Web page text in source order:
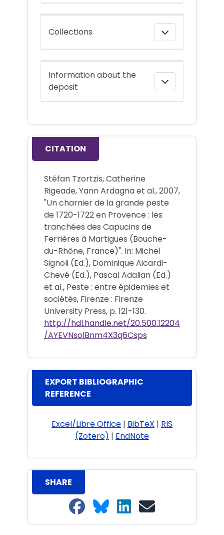
Collections
Information about the
deposit
CITATION
Stéfan Tzortzis, Catherine
Rigeade, Yann Ardagna et al., 2007,
"Un charnier de la grande peste
de 1720-1722 en Provence : les
tranchées des Capucins de
Ferrières à Martigues (Bouche-
du-Rhône, France)". In: Michel
Signoli (Ed.), Dominique Aicardi-
Chevé (Ed.), Pascal Adalian (Ed.)
et al., Peste : entre épidemies et
sociétés, Firenze : Firenze
University Press, p. 121-130.
http://hdl.handle.net/20.500.12204
/AYEVNsolBnm4X3q6Csps
EXPORT BIBLIOGRAPHIC
REFERENCE
Excel/Libre Office | BibTeX | RIS
(Zotero) | EndNote
SHARE
Share on Facebook
Share on Bluesky
Share on LinkedIn